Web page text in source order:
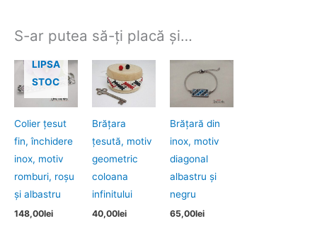
S-ar putea să-ți placă și…
LIPSA
STOC
Colier ţesut
fin, închidere
inox, motiv
romburi, roşu
şi albastru
148,00lei
Brăţara
ţesută, motiv
geometric
coloana
infinitului
40,00lei
Brăţară din
inox, motiv
diagonal
albastru şi
negru
65,00lei